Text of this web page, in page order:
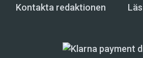
Kontakta redaktionen